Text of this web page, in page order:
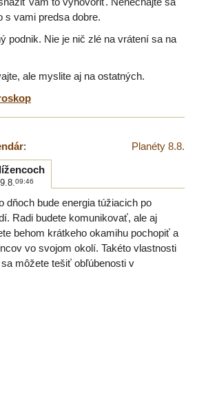
vami predsa dobre.
podnik. Nie je nič zlé na vrátení sa na
ale myslite aj na ostatných.
Planéty 8.8.
:
09:46
dňoch bude energia túžiacich po
Radi budete komunikovať, ale aj
behom krátkeho okamihu pochopiť a
vo svojom okolí. Takéto vlastnosti
môžete tešiť obľúbenosti v